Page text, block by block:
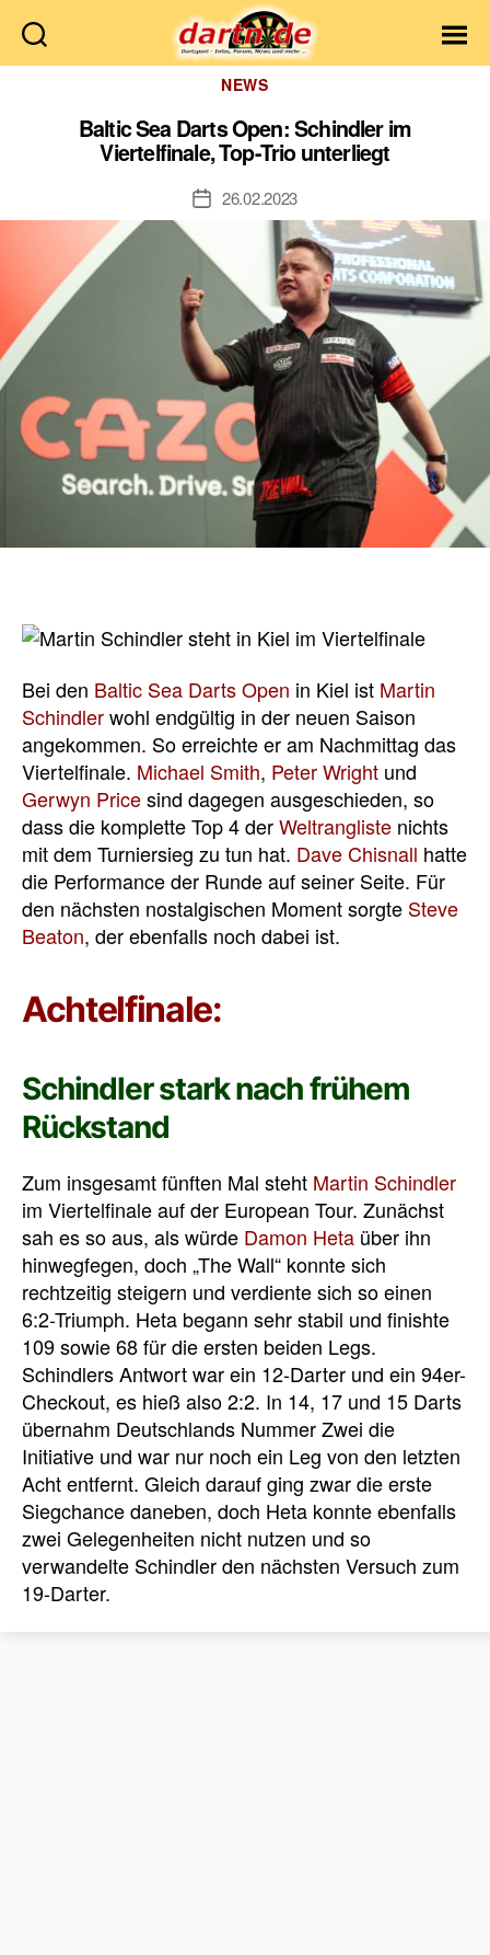
Dartn.de
Kategorien
NEWS
Baltic Sea Darts Open: Schindler im
Viertelfinale, Top-Trio unterliegt
Veröffentlichungsdatum
26.02.2023
Bei den Baltic Sea Darts Open in Kiel ist Martin
Schindlerwohl endgültig in der neuen Saison
angekommen. So erreichte er am Nachmittag das
Viertelfinale. Michael Smith, Peter Wright und
Gerwyn Pricesind dagegen ausgeschieden, so
dass die komplette Top 4 derWeltrangliste nichts
mit dem Turniersieg zu tun hat. Dave Chisnall hatte
die Performance der Runde auf seiner Seite. Für
den nächsten nostalgischen Moment sorgte Steve
Beaton, der ebenfalls noch dabei ist.
Achtelfinale:
Schindler stark nach frühem
Rückstand
Zum insgesamt fünften Mal steht Martin Schindler
im Viertelfinale auf der European Tour. Zunächst
sah es so aus, als würde Damon Heta über ihn
hinwegfegen, doch „The Wall“ konnte sich
rechtzeitig steigern und verdiente sich so einen
6:2-Triumph. Heta begann sehr stabil und finishte
109 sowie 68 für die ersten beiden Legs.
Schindlers Antwort war ein 12-Darter und ein 94er-
Checkout, es hieß also 2:2. In 14, 17 und 15 Darts
übernahm Deutschlands Nummer Zwei die
Initiative und war nur noch ein Leg von den letzten
Acht entfernt. Gleich darauf ging zwar die erste
Siegchance daneben, doch Heta konnte ebenfalls
zwei Gelegenheiten nicht nutzen und so
verwandelte Schindler den nächsten Versuch zum
19-Darter.